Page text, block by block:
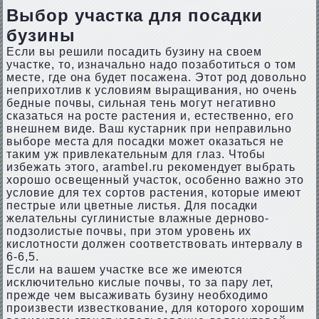
Выбор участка для посадки
бузины
Если вы решили посадить бузину на своем
участке, то, изначально надо позаботиться о том
месте, где она будет посажена. Этот род довольно
неприхотлив к условиям выращивания, но очень
бедные почвы, сильная тень могут негативно
сказаться на росте растения и, естественно, его
внешнем виде. Ваш кустарник при неправильно
выборе места для посадки может оказаться не
таким уж привлекательным для глаз. Чтобы
избежать этого, arambel.ru рекомендует выбрать
хорошо освещенный участок, особенно важно это
условие для тех сортов растения, которые имеют
пестрые или цветные листья. Для посадки
желательны суглинистые влажные дерново-
подзолистые почвы, при этом уровень их
кислотности должен соответствовать интервалу в
6-6,5.
Если на вашем участке все же имеются
исключительно кислые почвы, то за пару лет,
прежде чем высаживать бузину необходимо
произвести известкование, для которого хорошим